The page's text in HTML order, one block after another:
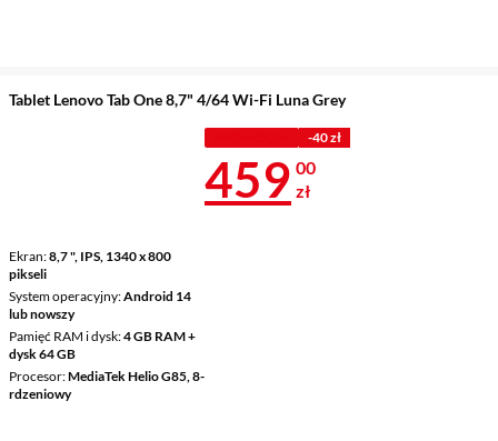
Tablet Lenovo Tab One 8,7" 4/64 Wi-Fi Luna Grey
Ekran 8,7 ", IPS, 1340 x 800
pikseli
System operacyjny Android 14
lub nowszy
Pamięć RAM i dysk 4 GB RAM +
dysk 64 GB
Procesor MediaTek Helio G85, 8-
rdzeniowy
-40 zł
Cena 459 zł
459 00
zł